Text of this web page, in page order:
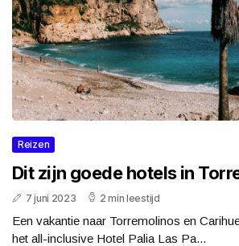
Reizen
Dit zijn goede hotels in
7 juni 2023 2 min leestijd
Een vakantie naar Torremolinos en
het all-inclusive Hotel Palia Las Pa...